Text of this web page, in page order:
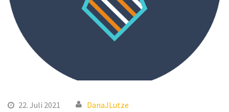
22. Juli 2021 DanaJLutze